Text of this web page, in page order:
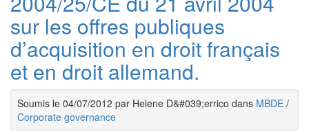
sur les offres publiques
d’acquisition en droit français
et en droit allemand.
Soumis le 04/07/2012 par Helene D&#039;errico dans MBDE /
Corporate governance